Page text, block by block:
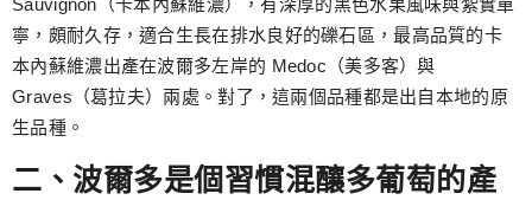
Sauvignon（卡本內蘇維濃），有深厚的黑色水果風味與紮實單
寧，頗耐久存，適合生長在排水良好的礫石區，最高品質的卡
本內蘇維濃出產在波爾多左岸的 Medoc（美多客）與
Graves（葛拉夫）兩處。對了，這兩個品種都是出自本地的原
生品種。
二、波爾多是個習慣混釀多葡萄的產